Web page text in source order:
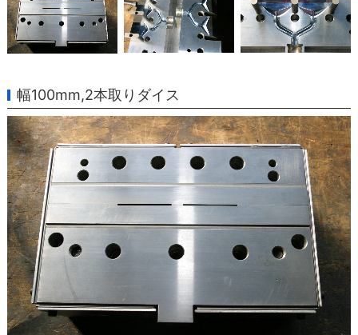
幅100mm,2本取りダイス